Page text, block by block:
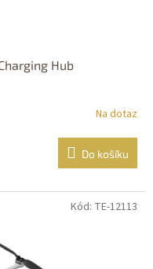
Hub
Na dotaz
Do košíku
Kód: TE-12113